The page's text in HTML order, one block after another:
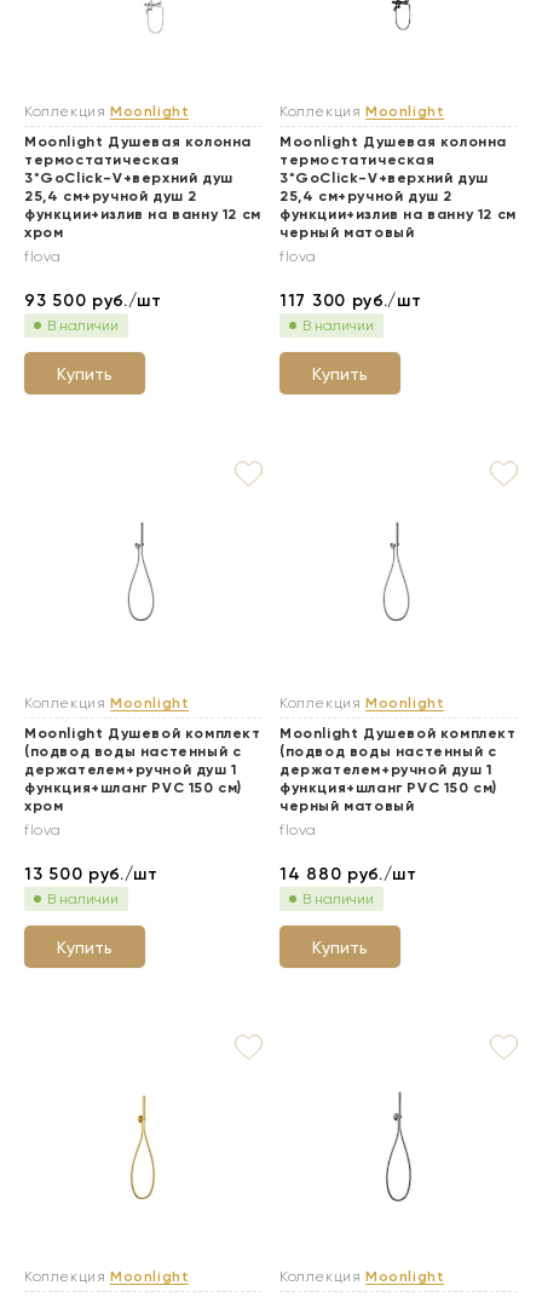
Коллекция Moonlight
Moonlight Душевая колонна
термостатическая
3*GoClick-V+верхний душ
25,4 см+ручной душ 2
функции+излив на ванну 12 см
хром
flova
93 500 руб./шт
В наличии
Купить
Коллекция Moonlight
Moonlight Душевая колонна
термостатическая
3*GoClick-V+верхний душ
25,4 см+ручной душ 2
функции+излив на ванну 12 см
черный матовый
flova
117 300 руб./шт
В наличии
Купить
Коллекция Moonlight
Moonlight Душевой комплект
(подвод воды настенный с
держателем+ручной душ 1
функция+шланг PVC 150 см)
хром
flova
13 500 руб./шт
В наличии
Купить
Коллекция Moonlight
Moonlight Душевой комплект
(подвод воды настенный с
держателем+ручной душ 1
функция+шланг PVC 150 см)
черный матовый
flova
14 880 руб./шт
В наличии
Купить
Коллекция Moonlight
Коллекция Moonlight